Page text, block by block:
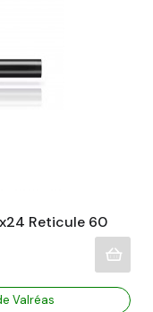
Reticule 60
Valréas